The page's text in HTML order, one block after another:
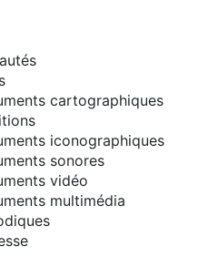
cartographiques
iconographiques
sonores
vidéo
multimédia